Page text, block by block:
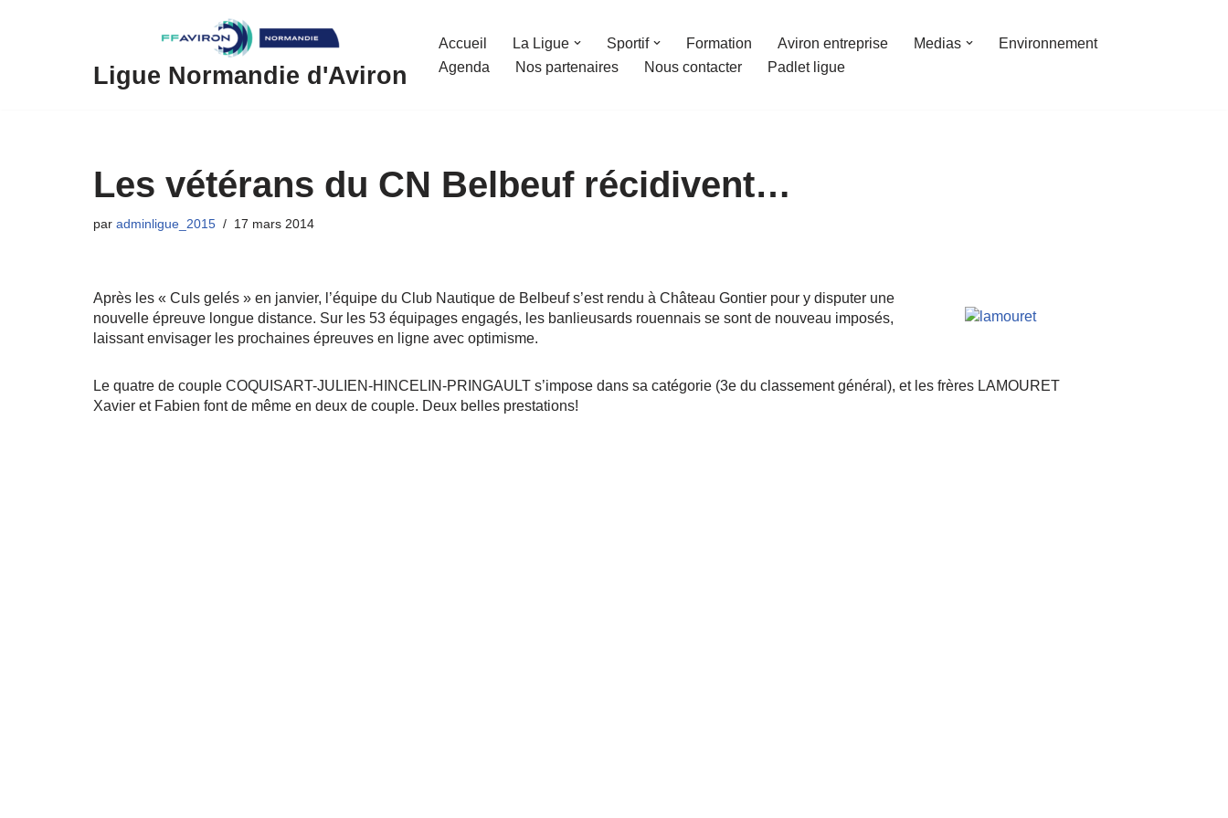
Ligue Normandie d'Aviron
Accueil La Ligue Sportif Formation Aviron entreprise Medias
Environnement
Agenda
Nos partenaires Nous contacter Padlet ligue
Les vétérans du CN Belbeuf récidivent…
par adminligue_2015 17 mars 2014
Après les « Culs gelés » en janvier, l’équipe du Club Nautique de Belbeuf s’est rendu à Château Gontier pour y disputer une
nouvelle épreuve longue distance. Sur les 53 équipages engagés, les banlieusards rouennais se sont de nouveau imposés,
laissant envisager les prochaines épreuves en ligne avec optimisme.
Le quatre de couple COQUISART-JULIEN-HINCELIN-PRINGAULT s’impose dans sa catégorie (3e du classement général), et les frères LAMOURET
Xavier et Fabien font de même en deux de couple. Deux belles prestations!